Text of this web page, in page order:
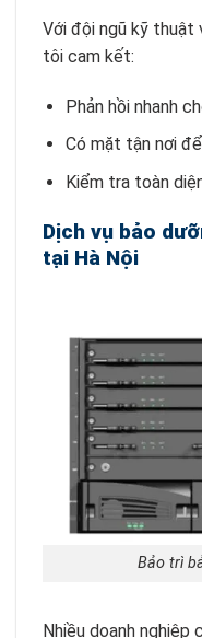
Với đội ngũ kỹ thuật
tôi cam kết:
Phản hồi nhanh
Có mặt tận nơi
Kiểm tra toàn
Dịch vụ bảo
tại Hà Nội
Bảo trì
Nhiều doanh nghiệp